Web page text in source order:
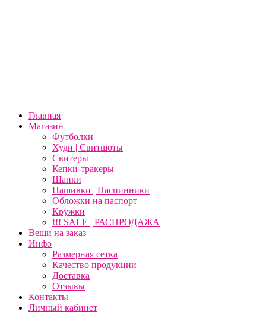
Главная
Магазин
Футболки
Худи | Свитшоты
Свитеры
Кепки-тракеры
Шапки
Нашивки | Наспинники
Обложки на паспорт
Кружки
!!! SALE | РАСПРОДАЖА
Вещи на заказ
Инфо
Размерная сетка
Качество продукции
Доставка
Отзывы
Контакты
Личный кабинет